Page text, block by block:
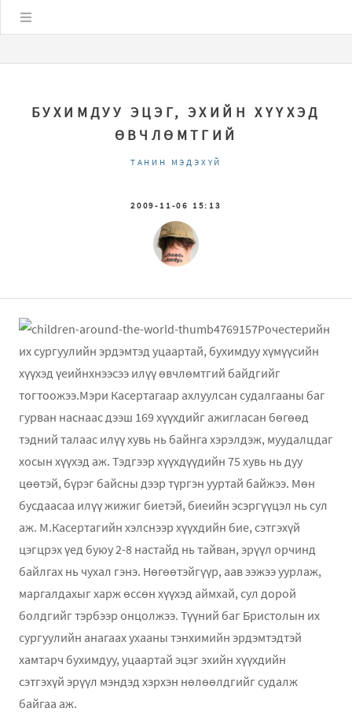
БУХИМДУУ ЭЦЭГ, ЭХИЙН ХҮҮХЭД
ӨВЧЛӨМТГИЙ
ТАНИН МЭДЭХҮЙ
2009-11-06 15:13
Рочестерийн
их сургуулийн эрдэмтэд уцаартай, бухимдуу хүмүүсийн
хүүхэд үеийнхнээсээ илүү өвчлөмтгий байдгийг
тогтоожээ.Мэри Касертагаар ахлуулсан судалгааны баг
гурван наснаас дээш 169 хүүхдийг ажигласан бөгөөд
тэдний талаас илүү хувь нь байнга хэрэлдэж, муудалцдаг
хосын хүүхэд аж. Тэдгээр хүүхдүүдийн 75 хувь нь дуу
цөөтэй, бүрэг байсны дээр түргэн ууртай байжээ. Мөн
бусдаасаа илүү жижиг биетэй, биеийн эсэргүүцэл нь сул
аж. М.Касертагийн хэлснээр хүүхдийн бие, сэтгэхүй
цэгцрэх үед буюу 2-8 настайд нь тайван, эрүүл орчинд
байлгах нь чухал гэнэ. Нөгөөтэйгүүр, аав ээжээ уурлаж,
маргалдахыг харж өссөн хүүхэд аймхай, сул дорой
болдгийг тэрбээр онцолжээ. Түүний баг Бристолын их
сургуулийн анагаах ухааны тэнхимийн эрдэмтэдтэй
хамтарч бухимдуу, уцаартай эцэг эхийн хүүхдийн
сэтгэхүй эрүүл мэндэд хэрхэн нөлөөлдгийг судалж
байгаа аж.